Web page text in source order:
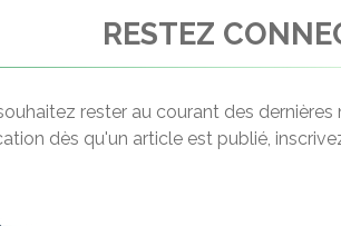
RESTEZ
rester au courant des
dès qu'un article est publié,